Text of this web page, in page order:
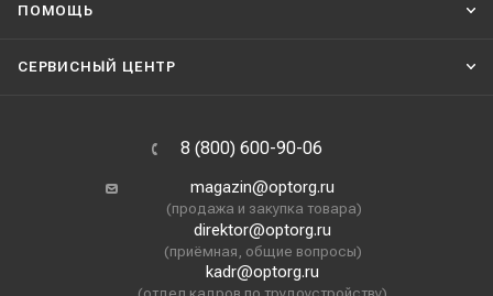
ПОМОЩЬ
СЕРВИСНЫЙ ЦЕНТР
8 (800) 600-90-06
magazin@optorg.ru
(продажа и закупка товара)
direktor@optorg.ru
(приёмная, общие вопросы)
kadr@optorg.ru